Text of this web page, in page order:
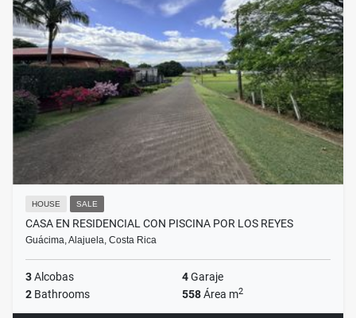
HOUSE SALE
CASA EN RESIDENCIAL CON PISCINA POR LOS REYES
Guácima, Alajuela, Costa Rica
3Alcobas 4Garaje
2 Bathrooms 558Área m2